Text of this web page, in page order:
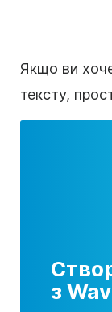
Якщо ви
тексту,
з